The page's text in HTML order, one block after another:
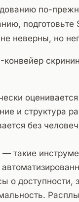
по-
подготовьте
неверны, но
и структура
без
— такие
о доступности,